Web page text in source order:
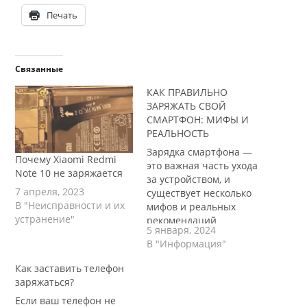
Печать
Связанные
Почему Xiaomi Redmi
Note 10 не заряжается
7 апреля, 2023
В "Неисправности и их
устранение"
КАК ПРАВИЛЬНО
ЗАРЯЖАТЬ СВОЙ
СМАРТФОН: МИФЫ И
РЕАЛЬНОСТЬ
Зарядка смартфона —
это важная часть ухода
за устройством, и
существует несколько
мифов и реальных
рекомендаций
относительно этого
процесса. **1.
5 января, 2024
В "Информация"
Как заставить телефон
заряжаться?
Если ваш телефон не